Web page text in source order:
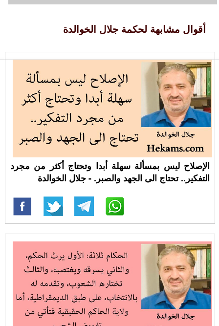
أقوال مشابهة لحكمة جلال الخوالدة
الإصلاح ليس بمسألة سهلة أبدا وتحتاج أكثر من مجرد
التفكير.. تحتاج الى الجهد والصبر. - جلال الخوالدة